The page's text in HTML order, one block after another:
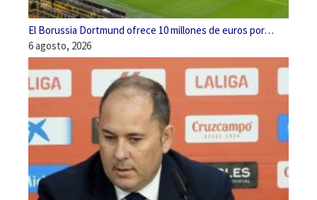
El Borussia Dortmund ofrece 10 millones de euros por…
6 agosto, 2026